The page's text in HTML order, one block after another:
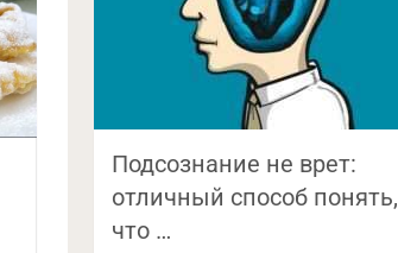
Подсознание не врет:
отличный способ понять,
что …